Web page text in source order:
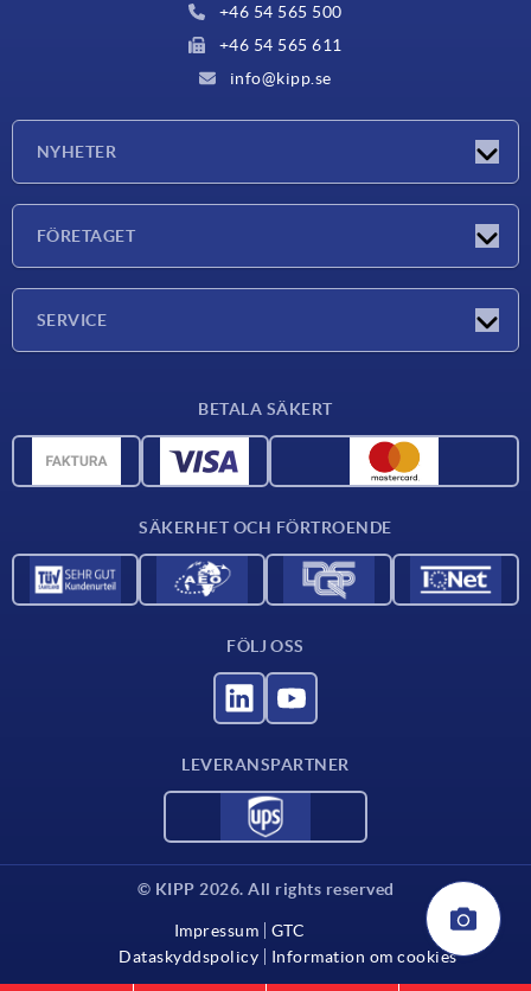
+46 54 565 500
+46 54 565 611
info@kipp.se
NYHETER
FÖRETAGET
SERVICE
CAD-data
BETALA SÄKERT
SÄKERHET OCH FÖRTROENDE
FÖLJ OSS
LEVERANSPARTNER
© KIPP 2026. All rights reserved
Impressum
GTC
Dataskyddspolicy
Information om cookies